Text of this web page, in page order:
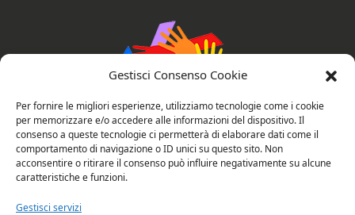
Gestisci Consenso Cookie
Per fornire le migliori esperienze, utilizziamo tecnologie come i cookie
per memorizzare e/o accedere alle informazioni del dispositivo. Il
consenso a queste tecnologie ci permetterà di elaborare dati come il
comportamento di navigazione o ID unici su questo sito. Non
acconsentire o ritirare il consenso può influire negativamente su alcune
caratteristiche e funzioni.
Gestisci servizi
AssociAzioni Connesse